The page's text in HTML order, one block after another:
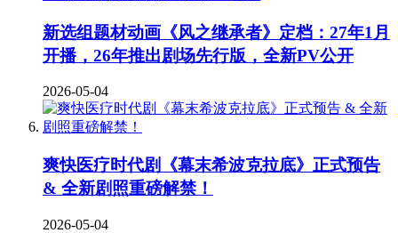
新选组题材动画《风之继承者》定档：27年1月
开播，26年推出剧场先行版，全新PV公开
2026-05-04
爽快医疗时代剧《幕末希波克拉底》正式预告
& 全新剧照重磅解禁！
2026-05-04